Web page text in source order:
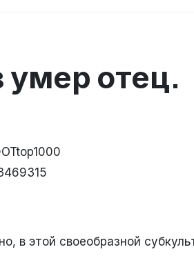
умер отец.
в этой своеобразной